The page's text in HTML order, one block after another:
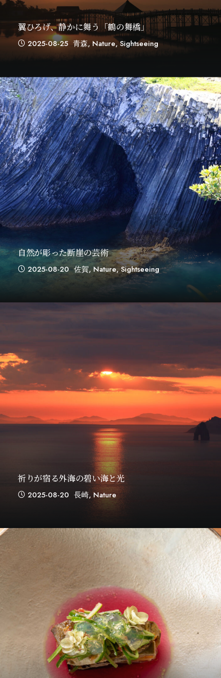
翼ひろげ、静かに舞う「鶴の舞橋」
2025-08-25 青森, Nature,Sightseeing
自然が彫った断崖の芸術
2025-08-20 佐賀, Nature,Sightseeing
祈りが宿る外海の碧い海と光
2025-08-20 長崎, Nature